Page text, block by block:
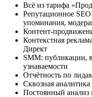
Всё из тарифа
Репутационное
упоминания,
Контент-
Контекстная
Директ
SMM: публикации,
узнаваемости
Отчётность по
Сквозная
Постоянный анализ